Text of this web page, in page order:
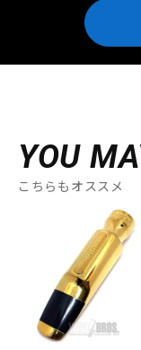
YOU
こちらもオススメ